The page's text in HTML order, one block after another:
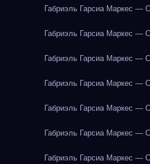
Габриэль Гарсиа Маркес —
Габриэль Гарсиа Маркес —
Габриэль Гарсиа Маркес —
Габриэль Гарсиа Маркес —
Габриэль Гарсиа Маркес —
Габриэль Гарсиа Маркес —
Габриэль Гарсиа Маркес —